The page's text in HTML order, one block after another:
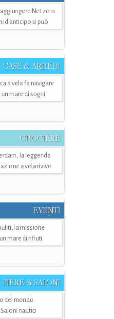
Net zero
d'anticipo si può
CASE & ARREDI
a vela fa navigare
un mare di sogni
CROCIERE
la leggenda
a vela rivive
EVENTI
la missione
mare di rifiuti
FIERE & SALONI
del mondo
nautici